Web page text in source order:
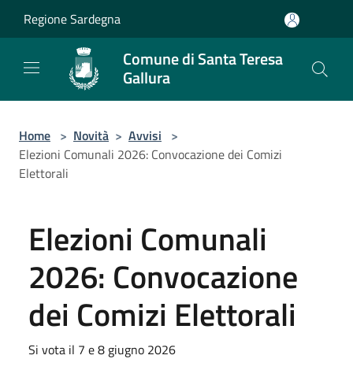
Regione Sardegna
Comune di Santa Teresa
Gallura
Home > Novità > Avvisi >
Elezioni Comunali 2026: Convocazione dei Comizi
Elettorali
Elezioni Comunali
2026: Convocazione
dei Comizi Elettorali
Si vota il 7 e 8 giugno 2026